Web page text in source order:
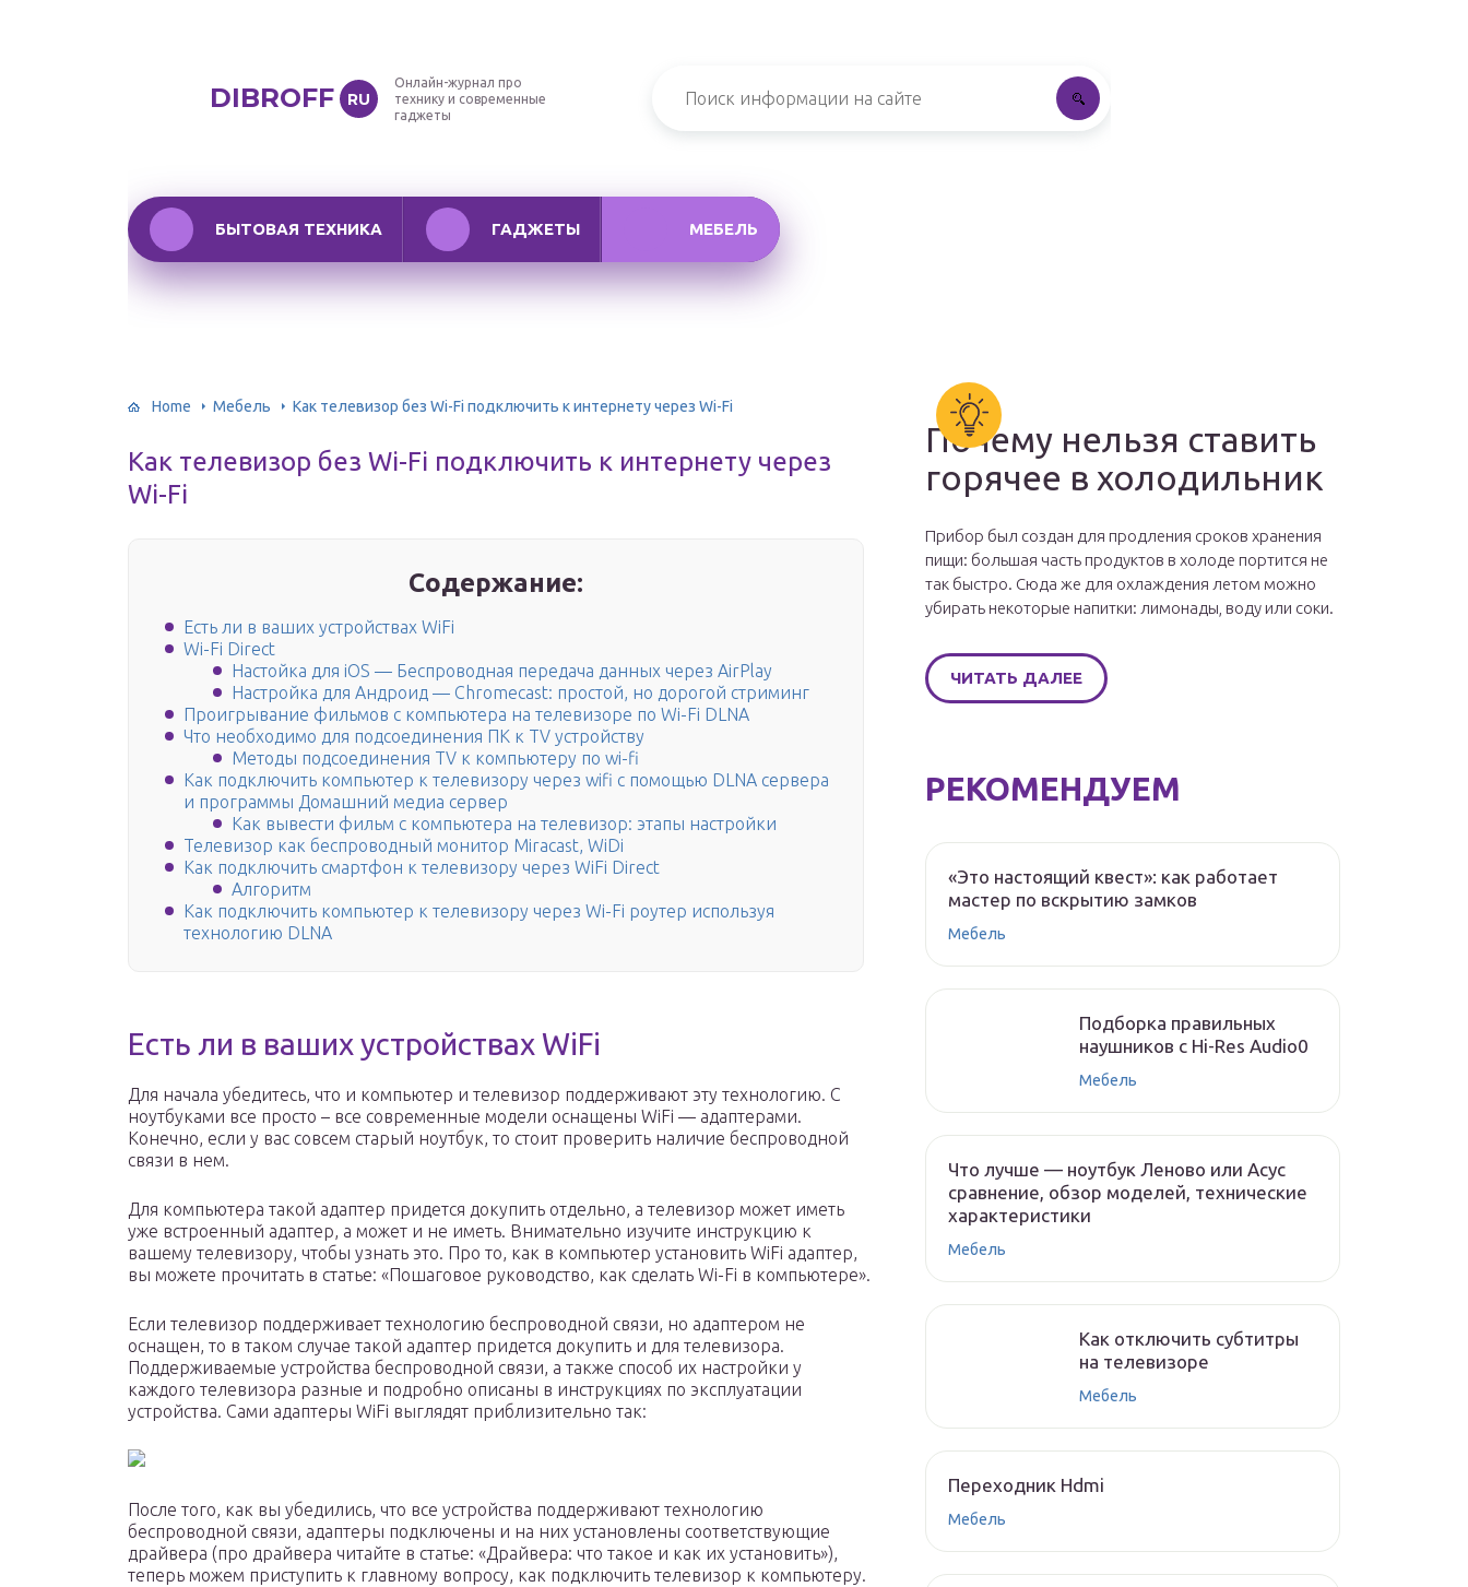
DIBROFF RU
Онлайн-журнал про
технику и современные
гаджеты
БЫТОВАЯ ТЕХНИКА ГАДЖЕТЫ МЕБЕЛЬ
Home Мебель Как телевизор без Wi-Fi подключить к интернету через Wi-Fi
Как телевизор без Wi-Fi подключить к интернету через
Wi-Fi
Содержание:
Есть ли в ваших устройствах WiFi
Wi-Fi Direct
Настойка для iOS — Беспроводная передача данных через AirPlay
Настройка для Андроид — Chromecast: простой, но дорогой стриминг
Проигрывание фильмов с компьютера на телевизоре по Wi-Fi DLNA
Что необходимо для подсоединения ПК к TV устройству
Методы подсоединения TV к компьютеру по wi-fi
Как подключить компьютер к телевизору через wifi с помощью DLNA сервера
и программы Домашний медиа сервер
Как вывести фильм с компьютера на телевизор: этапы настройки
Телевизор как беспроводный монитор Miracast, WiDi
Как подключить смартфон к телевизору через WiFi Direct
Алгоритм
Как подключить компьютер к телевизору через Wi-Fi роутер используя
технологию DLNA
Есть ли в ваших устройствах WiFi
Для начала убедитесь, что и компьютер и телевизор поддерживают эту технологию. С
ноутбуками все просто – все современные модели оснащены WiFi — адаптерами.
Конечно, если у вас совсем старый ноутбук, то стоит проверить наличие беспроводной
связи в нем.
Для компьютера такой адаптер придется докупить отдельно, а телевизор может иметь
уже встроенный адаптер, а может и не иметь. Внимательно изучите инструкцию к
вашему телевизору, чтобы узнать это. Про то, как в компьютер установить WiFi адаптер,
вы можете прочитать в статье: «Пошаговое руководство, как сделать Wi-Fi в компьютере».
Если телевизор поддерживает технологию беспроводной связи, но адаптером не
оснащен, то в таком случае такой адаптер придется докупить и для телевизора.
Поддерживаемые устройства беспроводной связи, а также способ их настройки у
каждого телевизора разные и подробно описаны в инструкциях по эксплуатации
устройства. Сами адаптеры WiFi выглядят приблизительно так:
После того, как вы убедились, что все устройства поддерживают технологию
беспроводной связи, адаптеры подключены и на них установлены соответствующие
драйвера (про драйвера читайте в статье: «Драйвера: что такое и как их установить»),
теперь можем приступить к главному вопросу, как подключить телевизор к компьютеру.
Почему нельзя ставить
горячее в холодильник
Прибор был создан для продления сроков хранения
пищи: большая часть продуктов в холоде портится не
так быстро. Сюда же для охлаждения летом можно
убирать некоторые напитки: лимонады, воду или соки.
ЧИТАТЬ ДАЛЕЕ
РЕКОМЕНДУЕМ
«Это настоящий квест»: как работает
мастер по вскрытию замков
Мебель
Подборка правильных
наушников с Hi-Res Audio0
Мебель
Что лучше — ноутбук Леново или Асус
сравнение, обзор моделей, технические
характеристики
Мебель
Как отключить субтитры
на телевизоре
Мебель
Переходник Hdmi
Мебель